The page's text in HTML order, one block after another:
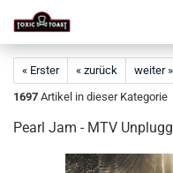
« Erster « zurück weiter »
1697 Artikel in dieser Kategorie
Pearl Jam - MTV